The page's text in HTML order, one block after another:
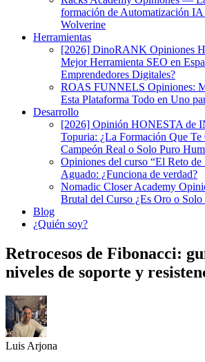
formación de Automatización IA
Wolverine
Herramientas
[2026] DinoRANK Opiniones
Mejor Herramienta SEO en
Emprendedores Digitales?
ROAS FUNNELS Opiniones:
Esta Plataforma Todo en Uno
Desarrollo
[2026] Opinión HONESTA de
Topuria: ¿La Formación Que Te
Campeón Real o Solo Puro
Opiniones del curso “El Reto
Aguado: ¿Funciona de verdad?
Nomadic Closer Academy
Brutal del Curso ¿Es Oro o
Blog
¿Quién soy?
Retrocesos de Fibonacci:
niveles de soporte y
Luis Arjona